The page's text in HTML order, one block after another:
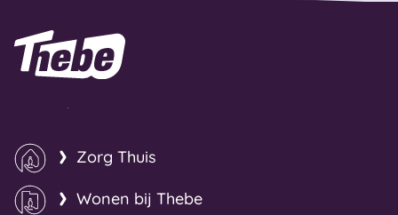
Naar homepage
Zorg Thuis
Wonen bij Thebe